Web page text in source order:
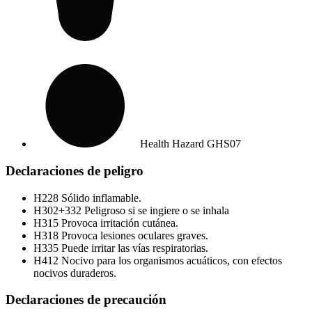
Health Hazard GHS07
Declaraciones de peligro
H228 Sólido inflamable.
H302+332 Peligroso si se ingiere o se inhala
H315 Provoca irritación cutánea.
H318 Provoca lesiones oculares graves.
H335 Puede irritar las vías respiratorias.
H412 Nocivo para los organismos acuáticos, con efectos
nocivos duraderos.
Declaraciones de precaución